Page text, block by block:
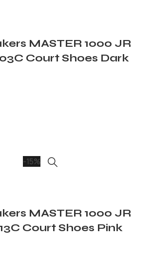
MASTER 1000 JR
Court Shoes Dark
-15%
MASTER 1000 JR
Court Shoes Pink